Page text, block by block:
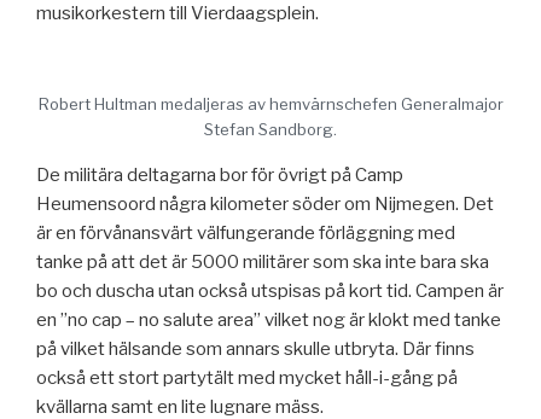
musikorkestern till Vierdaagsplein.
Robert Hultman medaljeras av hemvärnschefen Generalmajor
Stefan Sandborg.
De militära deltagarna bor för övrigt på Camp
Heumensoord några kilometer söder om Nijmegen. Det
är en förvånansvärt välfungerande förläggning med
tanke på att det är 5000 militärer som ska inte bara ska
bo och duscha utan också utspisas på kort tid. Campen är
en ”no cap – no salute area” vilket nog är klokt med tanke
på vilket hälsande som annars skulle utbryta. Där finns
också ett stort partytält med mycket håll-i-gång på
kvällarna samt en lite lugnare mäss.